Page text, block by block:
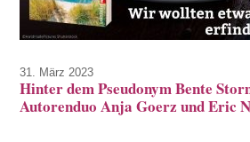
31. März 2023
Hinter dem Pseudonym Bente
Autorenduo Anja Goerz und Eric